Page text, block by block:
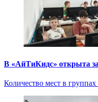
В «АйТиКидс» открыта
Количество мест в